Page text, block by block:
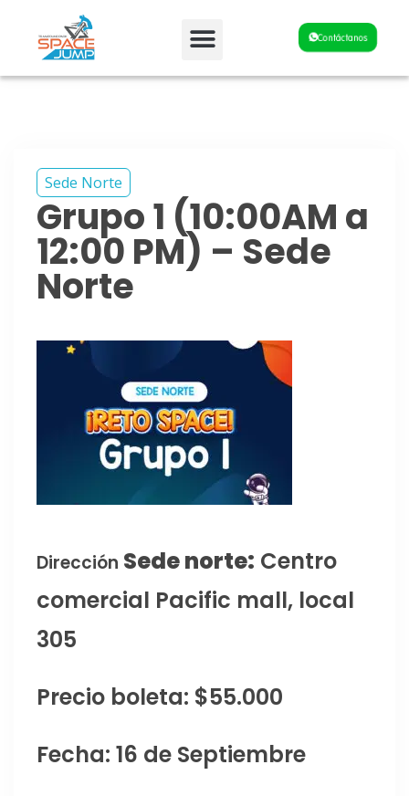
Contáctanos
Sede Norte
Grupo 1 (10:00AM a
12:00 PM) – Sede
Norte
Dirección Sede norte: Centro
comercial Pacific mall, local
305
Precio boleta: $55.000
Fecha: 16 de Septiembre